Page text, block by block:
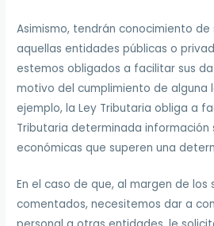
Asimismo, tendrán conocimiento de
aquellas entidades públicas o
estemos obligados a facilitar sus
motivo del cumplimiento de alguna
ejemplo, la Ley Tributaria obliga a
Tributaria determinada información
económicas que superen una
En el caso de que, al margen de los
comentados, necesitemos dar a